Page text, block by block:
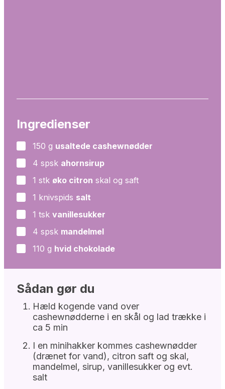
Ingredienser
▢
150 g usaltede cashewnødder
▢
4 spsk ahornsirup
▢
1 stk øko citron skal og saft
▢
1 knivspids salt
▢
1 tsk vanillesukker
▢
4 spsk mandelmel
▢
110 g hvid chokolade
Sådan gør du
Hæld kogende vand over
cashewnødderne i en skål og lad trække i
ca 5 min
I en minihakker kommes cashewnødder
(drænet for vand), citron saft og skal,
mandelmel, sirup, vanillesukker og evt.
salt